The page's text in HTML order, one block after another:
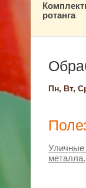
ротанга
Пн, Вт,
Уличные
металла.